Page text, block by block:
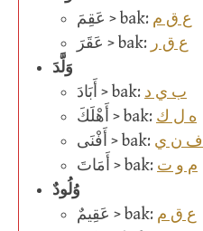
عَقِمَ > bak: ع ق م
عَقَرَ > bak: ع ق ر
وَلَّدَ
أَبَادَ > bak: ب ي د
أَهْلَكَ > bak: ه ل ك
أَفْنَى > bak: ف ن ي
أَمَاتَ > bak: م و ت
وُلُودٌ
عَقِيمٌ > bak: ع ق م